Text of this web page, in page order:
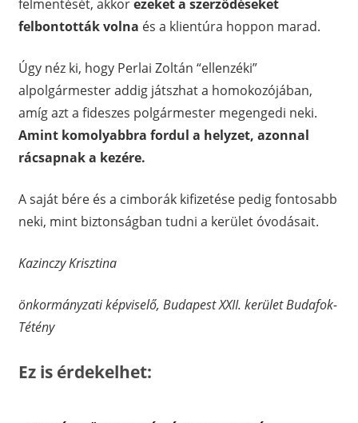
felmentését, akkorezeket a szerződéseket
felbontották volna és a klientúra hoppon marad.
Úgy néz ki, hogy Perlai Zoltán “ellenzéki”
alpolgármester addig játszhat a homokozójában,
amíg azt a fideszes polgármester megengedi neki.
Amint komolyabbra fordul a helyzet, azonnal
rácsapnak a kezére.
A saját bére és a cimborák kifizetése pedig fontosabb
neki, mint biztonságban tudni a kerület óvodásait.
Kazinczy Krisztina
önkormányzati képviselő, Budapest XXII. kerület Budafok-
Tétény
Ez is érdekelhet: